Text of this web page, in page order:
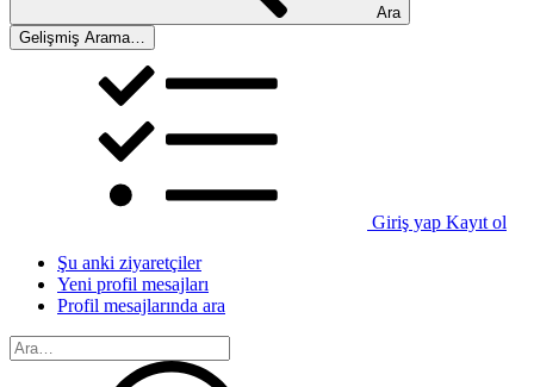
Ara
Gelişmiş Arama…
Giriş yap Kayıt ol
Şu anki ziyaretçiler
Yeni profil mesajları
Profil mesajlarında ara